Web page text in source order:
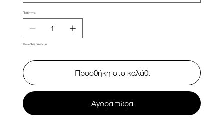
Ποσότητα
Μόνο 3 σε απόθεμα
Προσθήκη στο καλάθι
Αγορά τώρα